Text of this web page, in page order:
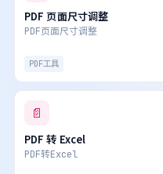
PDF 页面尺寸调整
PDF页面尺寸调整
PDF工具
📄
PDF 转 Excel
PDF转Excel